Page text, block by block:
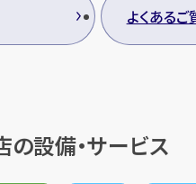
よくあるご
設備・サービス